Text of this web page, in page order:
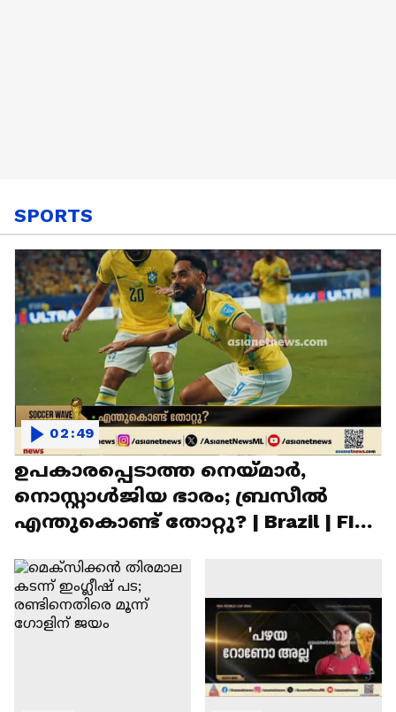
SPORTS
ഉപകാരപ്പെടാത്ത നെയ്‌മാർ,
നൊസ്റ്റാൾജിയ ഭാരം; ബ്രസീൽ
എന്തുകൊണ്ട് തോറ്റു? | Brazil | FIFA
02:49